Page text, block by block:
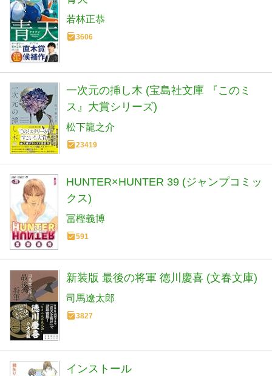
若林正恭
3606
一次元の挿し木 (宝島社文庫 『このミ
ス』大賞シリーズ)
松下龍之介
23419
HUNTER×HUNTER 39 (ジャンプコミッ
クス)
冨樫義博
591
新装版 最後の将軍 徳川慶喜 (文春文庫)
司馬遼太郎
3827
インストール